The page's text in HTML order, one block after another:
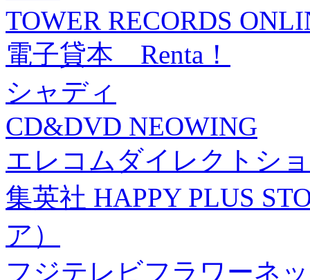
TOWER RECORDS
電子貸本 Renta！
シャディ
CD&DVD NEOWING
エレコムダイレクトシ
集英社 HAPPY PLUS
ア）
フジテレビフラワーネ